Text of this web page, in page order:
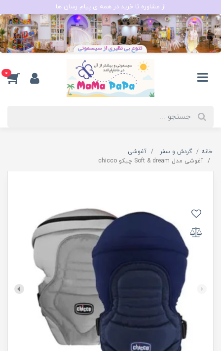
از مشاوره تا خرید در همه ی پیام رسان ها
0
خانه گردش و سفر
آغوشی
آغوشی مدل Soft & dream چیکو chicco